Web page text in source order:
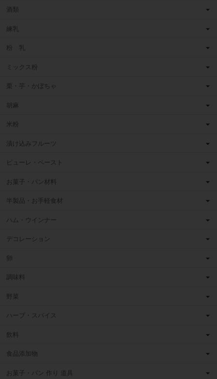
酒類
練乳
粉 乳
ミックス粉
栗・芋・かぼちゃ
胡麻
米粉
漬け込みフルーツ
ピューレ・ペースト
お菓子・パン材料
半製品・お手軽食材
ハム・ウインナー
デコレーション
卵
調味料
野菜
ハーブ・スパイス
飲料
食品添加物
お菓子・パン 作り 道具